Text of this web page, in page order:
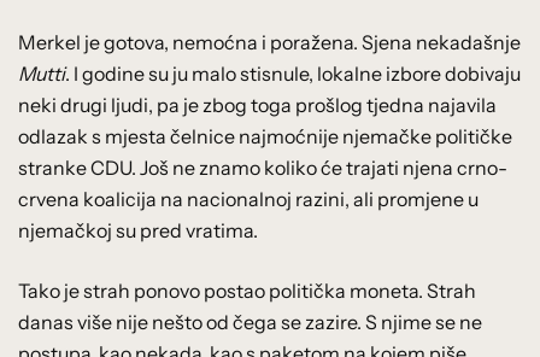
Merkel je gotova, nemoćna i poražena. Sjena nekadašnje
Mutti. I godine su ju malo stisnule, lokalne izbore dobivaju
neki drugi ljudi, pa je zbog toga prošlog tjedna najavila
odlazak s mjesta čelnice najmoćnije njemačke političke
stranke CDU. Još ne znamo koliko će trajati njena crno-
crvena koalicija na nacionalnoj razini, ali promjene u
njemačkoj su pred vratima.
Tako je strah ponovo postao politička moneta. Strah
danas više nije nešto od čega se zazire. S njime se ne